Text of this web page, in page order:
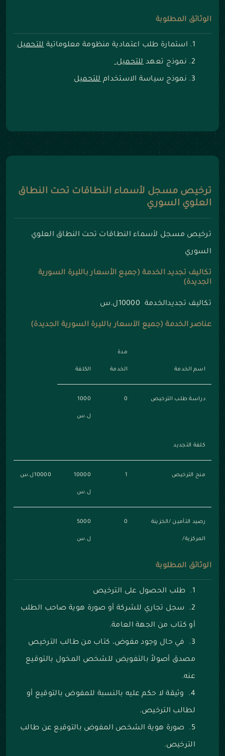
الوثائق المطلوبة
استمارة طلب اعتمادية منظومة معلوماتيةللتحميل
نموذج تعهدللتحميل
نموذج سياسة الاستخدامللتحميل
ترخيص مسجل لأسماء النطاقات تحت النطاق
العلوي السوري
ترخيص مسجل لأسماء النطاقات تحت النطاق العلوي
السوري
تكاليف تجديد الخدمة (جميع الأسعار بالليرة السورية
الجديدة)
تكاليف تجديدالخدمة 10000ل.س
عناصر الخدمة (جميع الأسعار بالليرة السورية الجديدة)
اسم الخدمة
مدة
الخدمة الكلفة
دراسة طلب الترخيص 0
1000
ل.س
كلفة التجديد
منح الترخيص 1
10000
ل.س
10000ل.س
رصيد التأمين /الخزينة
المركزية/
0
5000
ل.س
الوثائق المطلوبة
طلب الحصول على الترخيص
سجل تجاري للشركة أو صورة هوية صاحب الطلب
أو كتاب من الجهة العامة.
في حال وجود مفوض، كتاب من طالب الترخيص
مصدق أصولاً بالتفويض للشخص المخول بالتوقيع
عنه.
وثيقة لا حكم عليه بالنسبة للمفوض بالتوقيع أو
لطالب الترخيص.
صورة هوية الشخص المفوض بالتوقيع عن طالب
الترخيص.